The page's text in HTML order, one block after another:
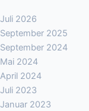
Juli 2026
September 2025
September 2024
Mai 2024
April 2024
Juli 2023
Januar 2023